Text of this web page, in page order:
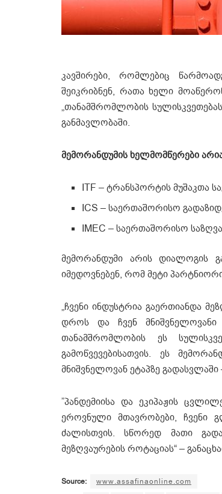
კავშირები, რომლებიც
შეიკრიბნენ, რათა ხელი
„თანამშრომლობის
განმავლობაში.
მემორანდუმის ხელმომწერები
ITF – ტრანსპორტის მუშაკთა
ICS – საერთაშორისო
IMEC – საერთაშორისო
მემორანდუმი არის დიალოგის
იმედოვნებენ, რომ მეტი
„ჩვენი ინდუსტრია გაერთიანდა
დროს და ჩვენ მნიშვნელოვანი
თანამშრომლობის ეს
გამოწვევებისათვის. ეს
მნიშვნელოვან ეტაპზე
”პანდემიისა და ეკიპაჟის
ეროვნული მთავრობები, ჩვენი
ძალისთვის. სწორედ მათი
მეზღვაურების როტაციას“ –
Source:
www.assafinaonline.com